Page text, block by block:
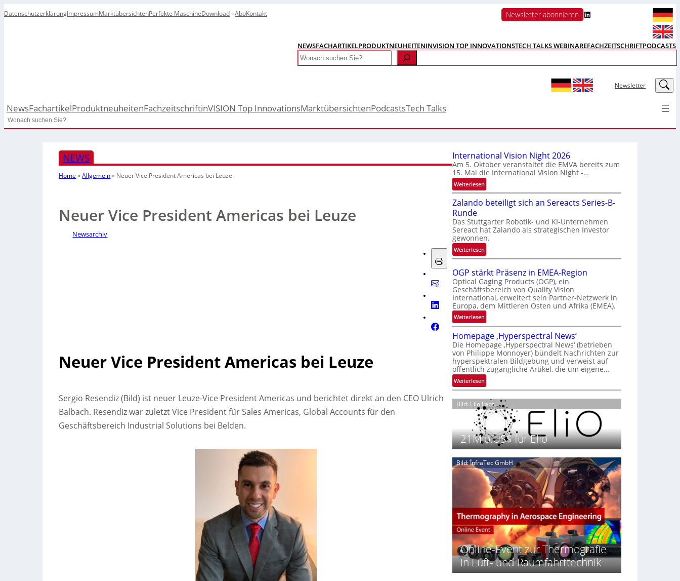
DatenschutzerklärungImpressumMarktübersichtenPerfekte MaschineDownload AboKontakt Newsletter abonnieren LinkedIn
NEWSFACHARTIKELPRODUKTNEUHEITENINVISION TOP INNOVATIONSTECH TALKS WEBINAREFACHZEITSCHRIFTPODCASTS
Search
Newsletter LinkedIn
NewsFachartikelProduktneuheitenFachzeitschriftinVISION Top InnovationsMarktübersichtenPodcastsTech Talks
Search
NEWS
Home »Allgemein» Neuer Vice President Americas bei Leuze
Neuer Vice President Americas bei Leuze
Newsarchiv
Neuer Vice President Americas bei Leuze
Sergio Resendiz (Bild) ist neuer Leuze-Vice President Americas und berichtet direkt an den CEO Ulrich
Balbach. Resendiz war zuletzt Vice President für Sales Americas, Global Accounts für den
Geschäftsbereich Industrial Solutions bei Belden.
International Vision Night 2026
Am 5. Oktober veranstaltet die EMVA bereits zum
15. Mal die International Vision Night -…
Weiterlesen:
I
n
e
r
n
a
t
i
o
n
a
l
V
i
s
i
o
n
N
i
h
t
2
0
2
Zalando beteiligt sich an Sereacts Series-B-
Runde
Das Stuttgarter Robotik- und KI-Unternehmen
Sereact hat Zalando als strategischen Investor
gewonnen.
Weiterlesen:
Z
a
l
a
n
d
o
b
e
t
e
i
l
i
t
s
i
c
h
a
n
S
e
e
a
c
t
S
e
r
OGP stärkt Präsenz in EMEA-Region
Optical Gaging Products (OGP), ein
Geschäftsbereich von Quality Vision
International, erweitert sein Partner-Netzwerk in
Europa, dem Mittleren Osten und Afrika (EMEA).
Weiterlesen:
O
G
P
s
t
ä
r
t
P
r
ä
s
e
n
z
i
E
M
E
A
R
e
g
Homepage ‚Hyperspectral News‘
Die Homepage ‚Hyperspectral News‘ (betrieben
von Philippe Monnoyer) bündelt Nachrichten zur
hyperspektralen Bildgebung und verweist auf
öffentlich zugängliche Artikel, die um eigene…
Weiterlesen:
H
o
m
e
p
a
g
e
‚
H
y
p
e
r
s
p
e
c
t
r
Bild: Elio Labs.
21Mio.US$ für Elio
Bild: InfraTec GmbH
Online-Event zur Thermografie
in Luft- und Raumfahrttechnik